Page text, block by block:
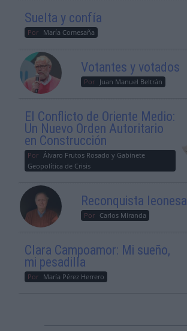
Suelta y confía
Por María Comesaña
Votantes y votados
Por Juan Manuel Beltrán
El Conflicto de Oriente Medio:
Un Nuevo Orden Autoritario
en Construcción
Por Álvaro Frutos Rosado y Gabinete
Geopolítica de Crisis
Reconquista leonesa
Por Carlos Miranda
Clara Campoamor: Mi sueño,
mi pesadilla
Por María Pérez Herrero